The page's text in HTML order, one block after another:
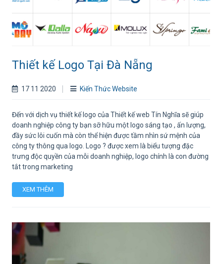
Thiết kế Logo Tại Đà Nẵng
17 11 2020 Kiến Thức Website
Đến với dịch vụ thiết kế logo của Thiết kế web Tín Nghĩa sẽ giúp
doanh nghiệp công ty bạn sỡ hữu một logo sáng tạo , ấn lượng,
đầy sức lôi cuốn mà còn thể hiện được tầm nhìn sứ mệnh của
công ty thông qua logo. Logo ? được xem là biểu tượng đặc
trưng độc quyền của mỗi doanh nghiệp, logo chính là con đường
tắt trong marketing
XEM THÊM